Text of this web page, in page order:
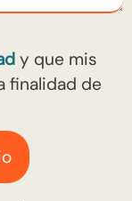
y que mis
finalidad de